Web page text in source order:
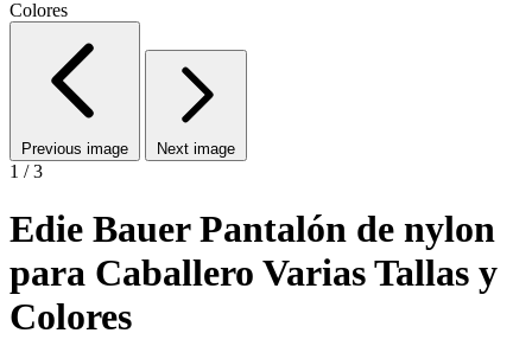
Previous image Next image
1 / 3
Edie Bauer Pantalón de nylon
para Caballero Varias Tallas y
Colores